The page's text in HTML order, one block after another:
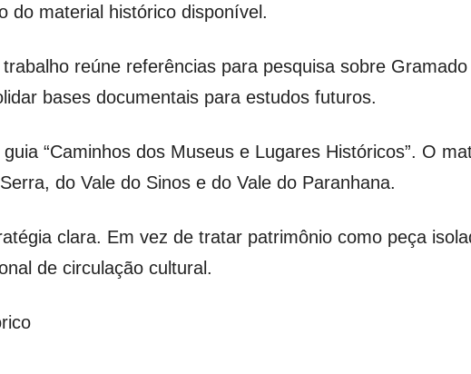
do material histórico disponível.
reúne referências para pesquisa sobre
bases documentais para estudos futuros.
“Caminhos dos Museus e Lugares Históricos”. O
do Vale do Sinos e do Vale do Paranhana.
clara. Em vez de tratar patrimônio como peça
de circulação cultural.